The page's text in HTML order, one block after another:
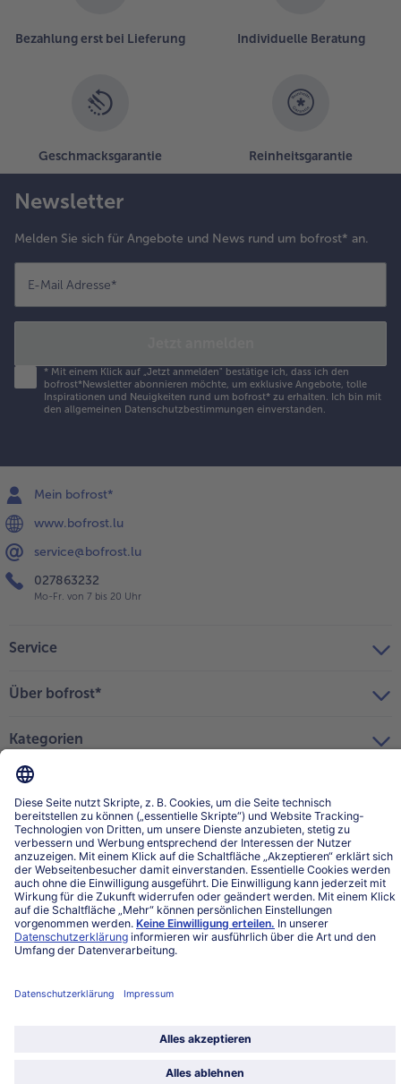
auftauen.
Bezahlung erst bei Lieferung Individuelle Beratung
Geschmacksgarantie Reinheitsgarantie
Newsletter
Melden Sie sich für Angebote und News rund um bofrost* an.
E-Mail Adresse*
* Mit einem Klick auf „Jetzt anmelden" bestätige ich, dass ich den
bofrost*Newsletter abonnieren möchte, um exklusive Angebote, tolle
Inspirationen und Neuigkeiten rund um bofrost* zu erhalten. Ich bin mit
den allgemeinen Datenschutzbestimmungen einverstanden.
Mein bofrost*
www.bofrost.lu
service@bofrost.lu
027863232
Mo-Fr. von 7 bis 20 Uhr
Service
Über bofrost*
Kategorien